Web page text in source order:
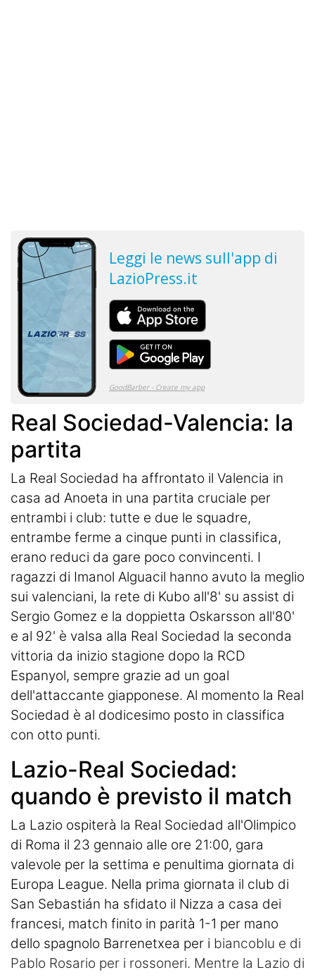
Real Sociedad-Valencia: la
partita
La Real Sociedad ha affrontato il Valencia in
casa ad Anoeta in una partita cruciale per
entrambi i club: tutte e due le squadre,
entrambe ferme a cinque punti in classifica,
erano reduci da gare poco convincenti. I
ragazzi di Imanol Alguacil hanno avuto la meglio
sui valenciani, la rete di Kubo all'8' su assist di
Sergio Gomez e la doppietta Oskarsson all'80'
e al 92' è valsa alla Real Sociedad la seconda
vittoria da inizio stagione dopo la RCD
Espanyol, sempre grazie ad un goal
dell'attaccante giapponese. Al momento la Real
Sociedad è al dodicesimo posto in classifica
con otto punti.
Lazio-Real Sociedad:
quando è previsto il match
La Lazio ospiterà la Real Sociedad all'Olimpico
di Roma il 23 gennaio alle ore 21:00, gara
valevole per la settima e penultima giornata di
Europa League. Nella prima giornata il club di
San Sebastián ha sfidato il Nizza a casa dei
francesi, match finito in parità 1-1 per mano
dello spagnolo Barrenetxea per i biancoblu e di
Pablo Rosario per i rossoneri. Mentre la Lazio di